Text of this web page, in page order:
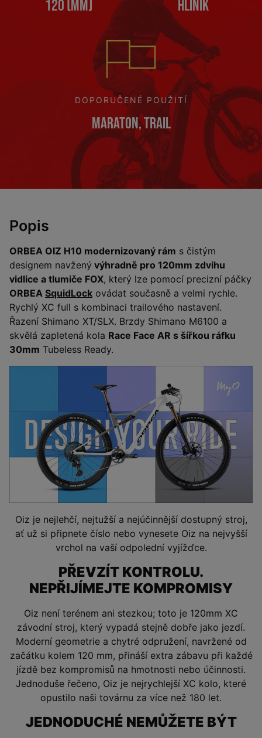
120 (mm) Hliník
DOPORUČENÉ POUŽITÍ
Maraton, Trail
Popis
ORBEA OIZ H10 modernizovaný rám s čistým
designem navžený výhradně pro 120mm zdvihu
vidlice a tlumiče FOX, který lze pomocí precizní páčky
ORBEA SquidLock ovádat současně a velmi rychle.
Rychlý XC full s kombinaci trailového nastavení.
Řazení Shimano XT/SLX. Brzdy Shimano M6100 a
skvělá zapletená kola Race Face AR s šířkou ráfku
30mm Tubeless Ready.
Oiz je nejlehčí, nejtužší a nejúčinnější dostupný stroj,
ať už si připnete číslo nebo vynesete Oiz na nejvyšší
vrchol na vaší odpolední vyjížďce.
PŘEVZÍT KONTROLU.
NEPŘIJÍMEJTE KOMPROMISY
Oiz není terénem ani stezkou; toto je 120mm XC
závodní stroj, který vypadá stejně dobře jako jezdí.
Moderní geometrie a chytré odpružení, navržené od
začátku kolem 120 mm, přináší extra zábavu při každé
jízdě bez kompromisů na hmotnosti nebo účinnosti.
Jednoduše řečeno, Oiz je nejrychlejší XC kolo, které
opustilo naši továrnu za více než 180 let.
JEDNODUCHÉ NEMŮŽETE BÝT